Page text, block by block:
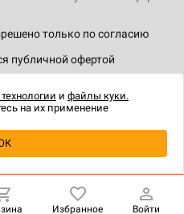
о наличии
только по согласию
публичной офертой
Избранное Войти
и файлы куки.
на их применение